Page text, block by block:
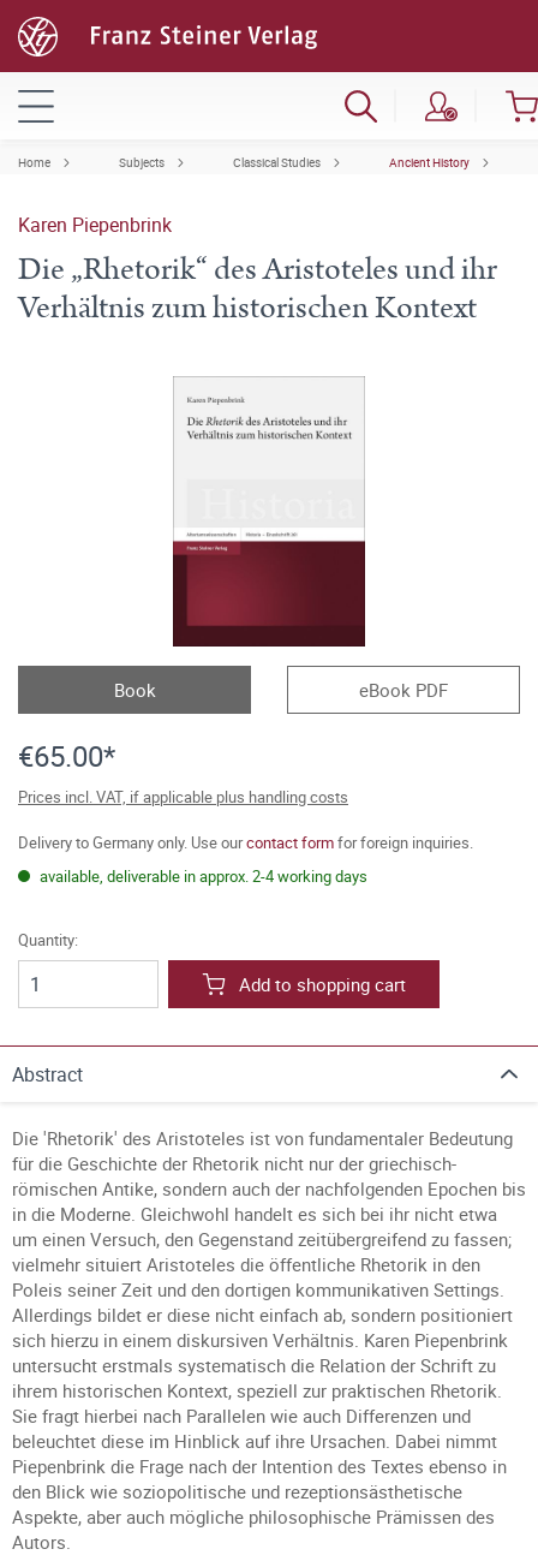
Home Subjects Classical Studies Ancient History
Karen Piepenbrink
Die „Rhetorik“ des Aristoteles und ihr
Verhältnis zum historischen Kontext
Book eBook PDF
€65.00*
Prices incl. VAT, if applicable plus handling costs
Delivery to Germany only. Use ourcontact formfor foreign inquiries.
available, deliverable in approx. 2-4 working days
Quantity:
Add to shopping cart
Abstract
Die 'Rhetorik' des Aristoteles ist von fundamentaler Bedeutung
für die Geschichte der Rhetorik nicht nur der griechisch-
römischen Antike, sondern auch der nachfolgenden Epochen bis
in die Moderne. Gleichwohl handelt es sich bei ihr nicht etwa
um einen Versuch, den Gegenstand zeitübergreifend zu fassen;
vielmehr situiert Aristoteles die öffentliche Rhetorik in den
Poleis seiner Zeit und den dortigen kommunikativen Settings.
Allerdings bildet er diese nicht einfach ab, sondern positioniert
sich hierzu in einem diskursiven Verhältnis. Karen Piepenbrink
untersucht erstmals systematisch die Relation der Schrift zu
ihrem historischen Kontext, speziell zur praktischen Rhetorik.
Sie fragt hierbei nach Parallelen wie auch Differenzen und
beleuchtet diese im Hinblick auf ihre Ursachen. Dabei nimmt
Piepenbrink die Frage nach der Intention des Textes ebenso in
den Blick wie soziopolitische und rezeptionsästhetische
Aspekte, aber auch mögliche philosophische Prämissen des
Autors.